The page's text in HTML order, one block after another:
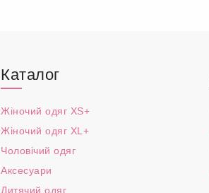
Каталог
Жіночий одяг XS+
Жіночий одяг XL+
Чоловічий одяг
Аксесуари
Дитячий одяг